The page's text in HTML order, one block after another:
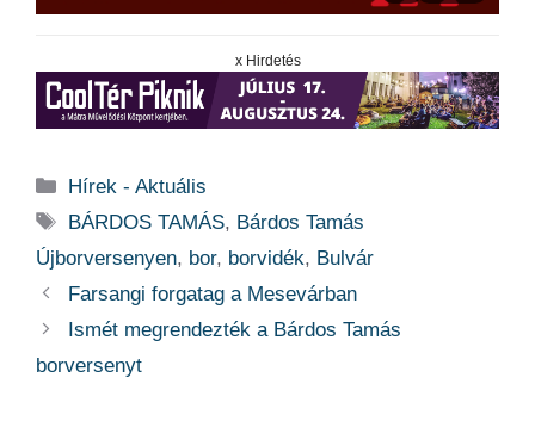
x Hirdetés
Kategória
Hírek - Aktuális
Címkék
BÁRDOS TAMÁS, Bárdos Tamás
Újborversenyen, bor, borvidék, Bulvár
Farsangi forgatag a Mesevárban
Ismét megrendezték a Bárdos Tamás
borversenyt